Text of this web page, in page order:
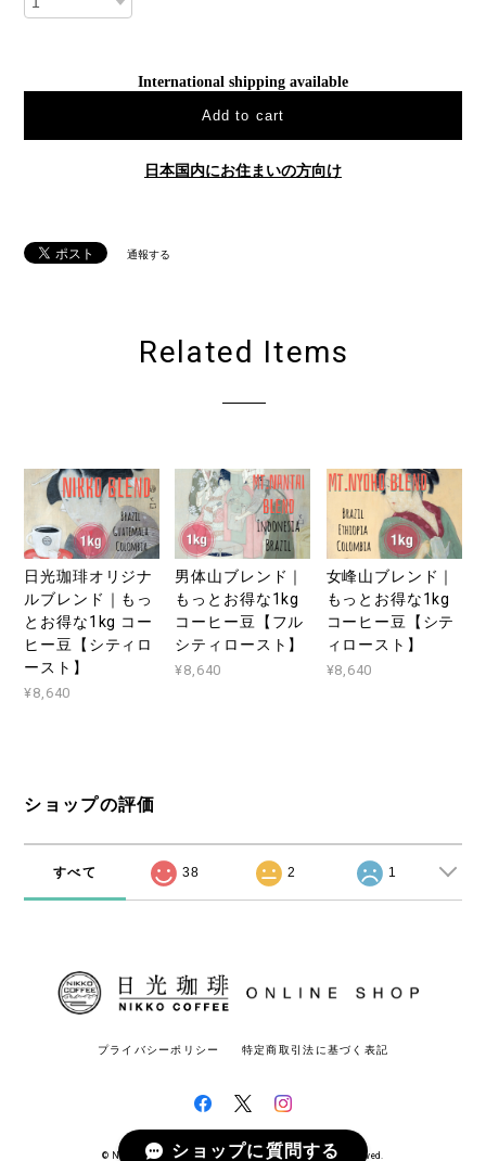
International shipping available
Add to cart
日本国内にお住まいの方向け
通報する
Related Items
日光珈琲オリジナ
ルブレンド｜もっ
とお得な1kg コー
ヒー豆【シティロ
ースト】
¥8,640
男体山ブレンド｜
もっとお得な1kg
コーヒー豆【フル
シティロースト】
¥8,640
女峰山ブレンド｜
もっとお得な1kg
コーヒー豆【シテ
ィロースト】
¥8,640
ショップの評価
すべて 38 2 1
プライバシーポリシー 特定商取引法に基づく表記
© Nikko Coffee 日光珈琲オンラインショップ All rights reserved.
ショップに質問する